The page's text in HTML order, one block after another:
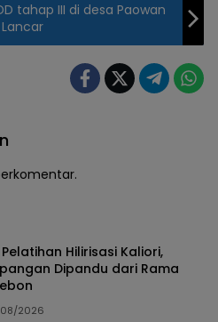
tahap III di desa Paowan
Hilirisasi Kaliori,
Dipandu dari Rama
2026